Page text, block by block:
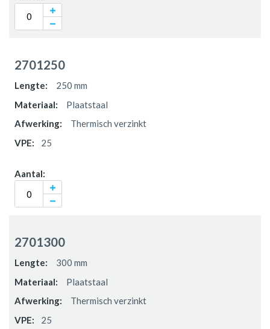
2701250
250 mm
Plaatstaal
Thermisch verzinkt
25
2701300
300 mm
Plaatstaal
Thermisch verzinkt
25